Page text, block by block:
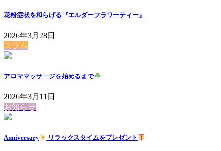
花粉症状を和らげる『エルダーフラワーティー』
2026年3月28日
コラム
アロママッサージを始めるまで
2026年3月11日
お知らせ
Anniversary リラックスタイムをプレゼント